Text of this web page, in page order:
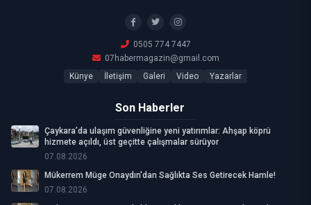
0505 774 7447
07habermagazin@gmail.com
Künye
İletişim Galeri Video Yazarlar
Son Haberler
Çaykara’da ulaşım güvenliğine yeni yatırımlar: Ahşap köprü
hizmete açıldı, üst geçitte çalışmalar sürüyor
07.08.2026
Mükerrem Müge Onaydın'dan Sağlıkta Ses Getirecek Hamle!
07.08.2026